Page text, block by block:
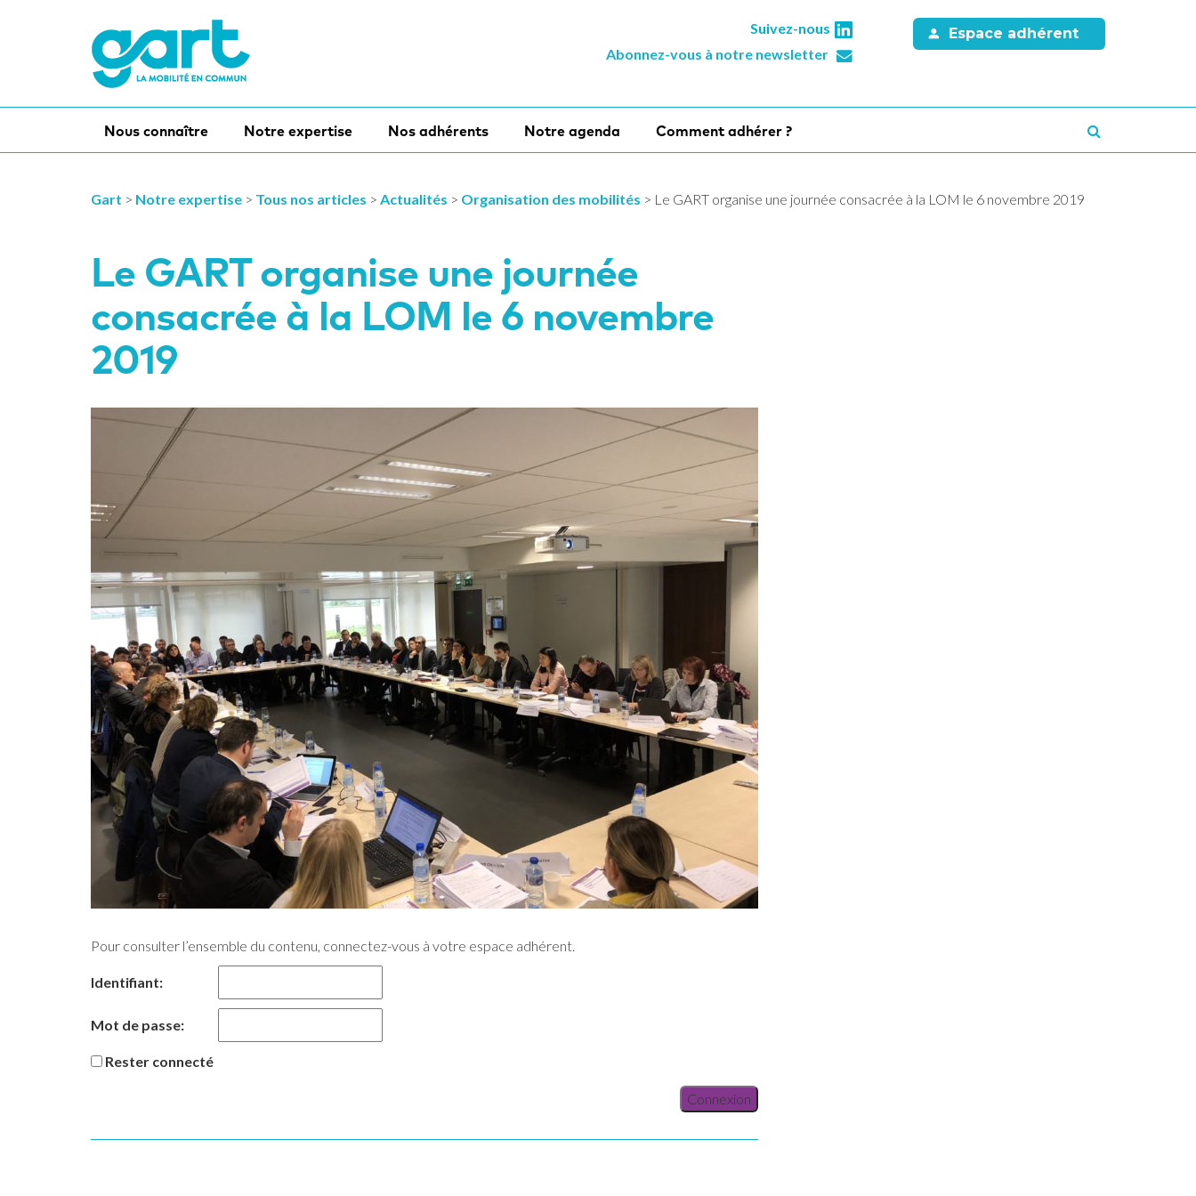
Suivez-nous
Abonnez-vous à notre newsletter
Espace adhérent
Nous connaître Notre expertise Nos adhérents Notre agenda Comment adhérer ?
Gart > Notre expertise > Tous nos articles > Actualités > Organisation des mobilités > Le GART organise une journée consacrée à la LOM le 6 novembre 2019
Le GART organise une journée
consacrée à la LOM le 6 novembre
2019
Pour consulter l’ensemble du contenu, connectez-vous à votre espace adhérent.
Identifiant:
Mot de passe:
Rester connecté
Connexion